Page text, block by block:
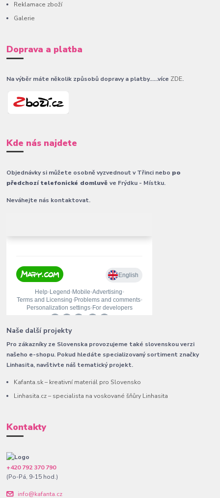
Reklamace zboží
Galerie
Doprava a platba
Na výběr máte několik způsobů dopravy a platby......více ZDE.
Kde nás najdete
Objednávky si můžete osobně vyzvednout v Třinci nebo po
předchozí telefonické domluvěve Frýdku - Místku.
Neváhejte nás kontaktovat.
Naše další projekty
Pro zákazníky ze Slovenska provozujeme také slovenskou verzi
našeho e-shopu. Pokud hledáte specializovaný sortiment značky
Linhasita, navštivte náš tematický projekt.
Kafanta.sk – kreativní materiál pro Slovensko
Linhasita.cz – specialista na voskované šňůry Linhasita
Kontakty
+420 792 370 790
(Po-Pá, 9-15 hod.)
info@kafanta.cz